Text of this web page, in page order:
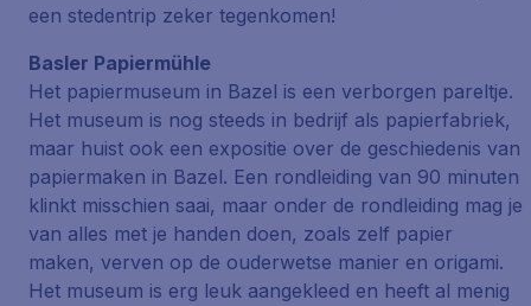
een stedentrip zeker tegenkomen!
Basler Papiermühle
Het papiermuseum in Bazel is een verborgen pareltje.
Het museum is nog steeds in bedrijf als papierfabriek,
maar huist ook een expositie over de geschiedenis van
papiermaken in Bazel. Een rondleiding van 90 minuten
klinkt misschien saai, maar onder de rondleiding mag je
van alles met je handen doen, zoals zelf papier
maken, verven op de ouderwetse manier en origami.
Het museum is erg leuk aangekleed en heeft al menig